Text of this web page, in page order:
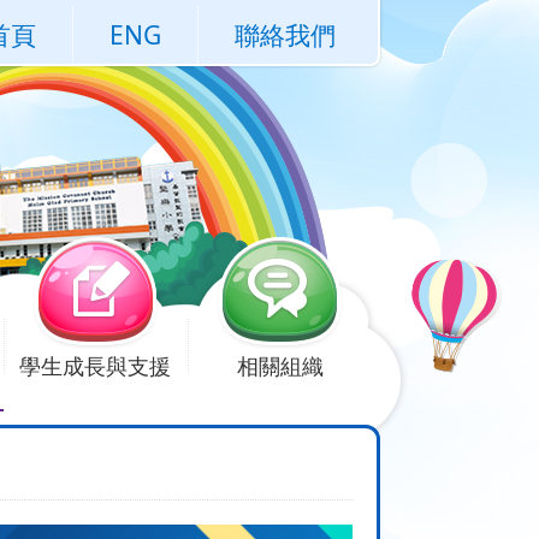
頁 ENG 聯絡我們
學生成長與支援 相關組織